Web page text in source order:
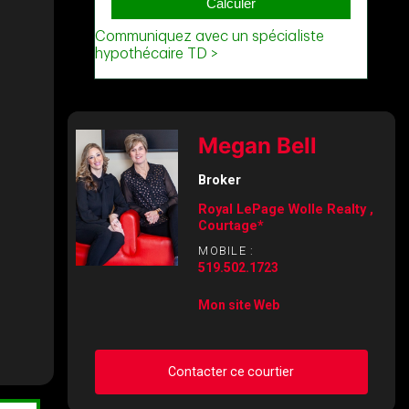
Megan Bell
Broker
Royal LePage Wolle Realty ,
Courtage*
MOBILE :
519.502.1723
Mon site Web
Contacter ce courtier